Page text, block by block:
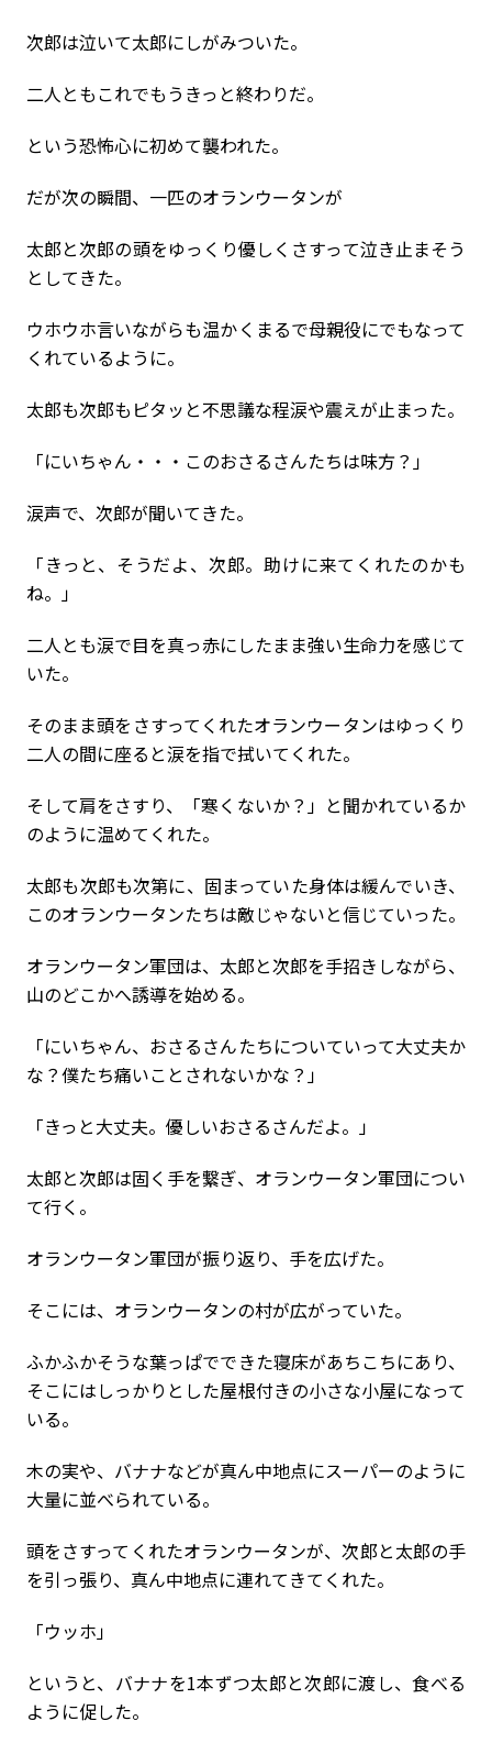
次郎は泣いて太郎にしがみついた。
二人ともこれでもうきっと終わりだ。
という恐怖心に初めて襲われた。
だが次の瞬間、一匹のオランウータンが
太郎と次郎の頭をゆっくり優しくさすって泣き止まそう
としてきた。
ウホウホ言いながらも温かくまるで母親役にでもなって
くれているように。
太郎も次郎もピタッと不思議な程涙や震えが止まった。
「にいちゃん・・・このおさるさんたちは味方？」
涙声で、次郎が聞いてきた。
「きっと、そうだよ、次郎。助けに来てくれたのかも
ね。」
二人とも涙で目を真っ赤にしたまま強い生命力を感じて
いた。
そのまま頭をさすってくれたオランウータンはゆっくり
二人の間に座ると涙を指で拭いてくれた。
そして肩をさすり、「寒くないか？」と聞かれているか
のように温めてくれた。
太郎も次郎も次第に、固まっていた身体は緩んでいき、
このオランウータンたちは敵じゃないと信じていった。
オランウータン軍団は、太郎と次郎を手招きしながら、
山のどこかへ誘導を始める。
「にいちゃん、おさるさんたちについていって大丈夫か
な？僕たち痛いことされないかな？」
「きっと大丈夫。優しいおさるさんだよ。」
太郎と次郎は固く手を繋ぎ、オランウータン軍団につい
て行く。
オランウータン軍団が振り返り、手を広げた。
そこには、オランウータンの村が広がっていた。
ふかふかそうな葉っぱでできた寝床があちこちにあり、
そこにはしっかりとした屋根付きの小さな小屋になって
いる。
木の実や、バナナなどが真ん中地点にスーパーのように
大量に並べられている。
頭をさすってくれたオランウータンが、次郎と太郎の手
を引っ張り、真ん中地点に連れてきてくれた。
「ウッホ」
というと、バナナを1本ずつ太郎と次郎に渡し、食べる
ように促した。